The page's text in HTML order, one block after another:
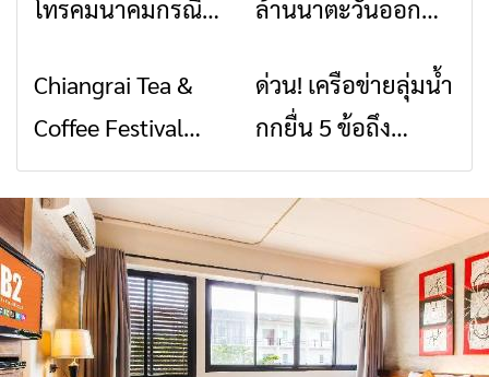
โทรคมนาคมกรณีภัย
สัญญาณขาด การ
สื่อสารต้องไม่หยุด
ล้านนาตะวันออก
สินค้าเด่น และเสน่ห์
วัฒนธรรมจาก 4
จังหวัด เชียงราย
พะเยา แพร่ และ
น่าน พร้อมชม
คอนเสิร์ตจากศิลปิน
ชื่อดังตลอด 5 วัน
ข่าวเชียงราย
Chiangrai Tea &
Coffee Festival
2026
ข่าวเชียงราย
ด่วน! เครือข่ายลุ่มน้ำ
กกยื่น 5 ข้อถึง
รัฐบาล จี้นายกฯ ลง
เชียงราย แก้วิกฤต
สารปนเปื้อนต้นน้ำ